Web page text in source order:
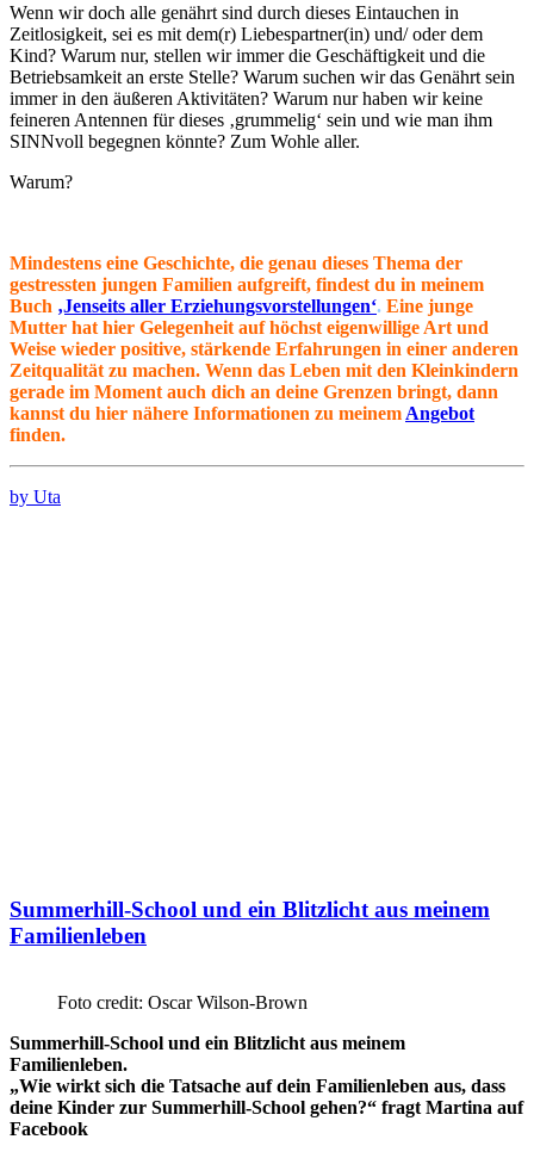
Wenn wir doch alle genährt sind durch dieses Eintauchen in
Zeitlosigkeit, sei es mit dem(r) Liebespartner(in) und/ oder dem
Kind? Warum nur, stellen wir immer die Geschäftigkeit und die
Betriebsamkeit an erste Stelle? Warum suchen wir das Genährt sein
immer in den äußeren Aktivitäten? Warum nur haben wir keine
feineren Antennen für dieses ‚grummelig‘ sein und wie man ihm
SINNvoll begegnen könnte? Zum Wohle aller.
Warum?
Mindestens eine Geschichte, die genau dieses Thema der
gestressten jungen Familien aufgreift, findest du in meinem
Buch ‚Jenseits aller Erziehungsvorstellungen‘. Eine junge
Mutter hat hier Gelegenheit auf höchst eigenwillige Art und
Weise wieder positive, stärkende Erfahrungen in einer anderen
Zeitqualität zu machen. Wenn das Leben mit den Kleinkindern
gerade im Moment auch dich an deine Grenzen bringt, dann
kannst du hier nähere Informationen zu meinem Angebot
finden.
by Uta
Summerhill-School und ein Blitzlicht aus meinem
Familienleben
Foto credit: Oscar Wilson-Brown
Summerhill-School und ein Blitzlicht aus meinem
Familienleben.
„Wie wirkt sich die Tatsache auf dein Familienleben aus, dass
deine Kinder zur Summerhill-School gehen?“ fragt Martina auf
Facebook